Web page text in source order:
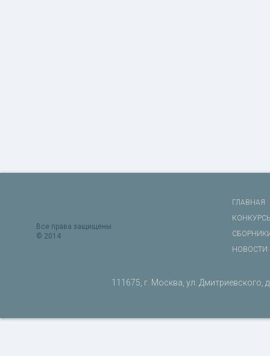
Все права защищены
© 2014
ГЛАВНАЯ
НОВОСТИ
111675, г. Москва, ул. Дмитриевского,